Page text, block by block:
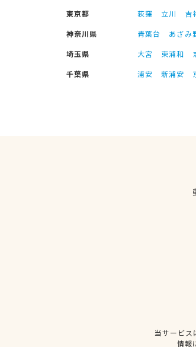
東京都 荻窪 立川 吉
神奈川県
青葉台 あざみ
埼玉県
大宮 東浦和
千葉県
浦安 新浦安
当サービ
情報